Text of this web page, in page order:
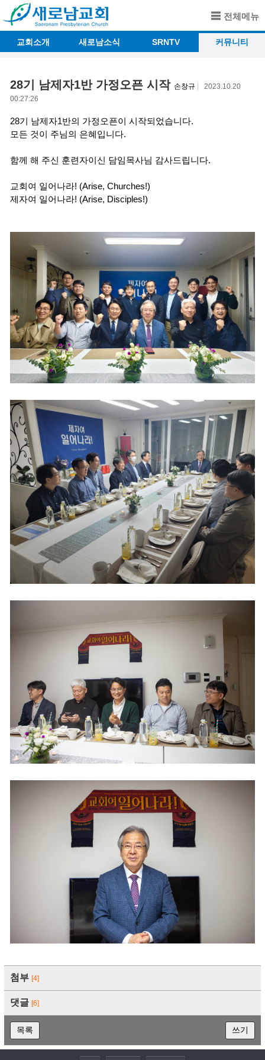
전체메뉴
교회소개 새로남소식 SRNTV 커뮤니티
28기 남제자1반 가정오픈 시작 손창규
2023.10.20
00:27:26
28기 남제자1반의 가정오픈이 시작되었습니다.
모든 것이 주님의 은혜입니다.
함께 해 주신 훈련자이신 담임목사님 감사드립니다.
교회여 일어나라! (Arise, Churches!)
제자여 일어나라! (Arise, Disciples!)
첨부 [4]
댓글 [6]
목록 쓰기